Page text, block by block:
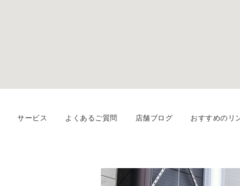
サービス よくあるご質問 店舗ブログ おすすめのリ